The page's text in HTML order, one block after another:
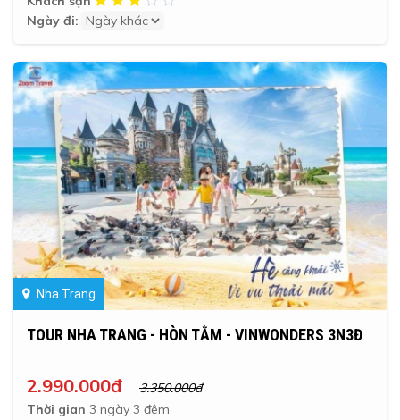
Ngày đi:
Nha Trang
TOUR NHA TRANG - HÒN TẰM - VINWONDERS 3N3Đ
2.990.000đ
3.350.000đ
Thời gian 3 ngày 3 đêm